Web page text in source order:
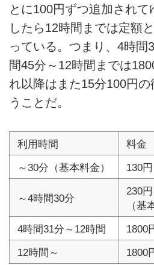
とに100円ずつ追加され
したら12時間までは定額
っている。つまり、4時間
間45分～12時間までは
れ以降はまた15分100円
うことだ。
利用時間
料金
～30分（基本料金）
130円
～4時間30分
230
（
4時間31分～12時間
1800
12時間～
1800